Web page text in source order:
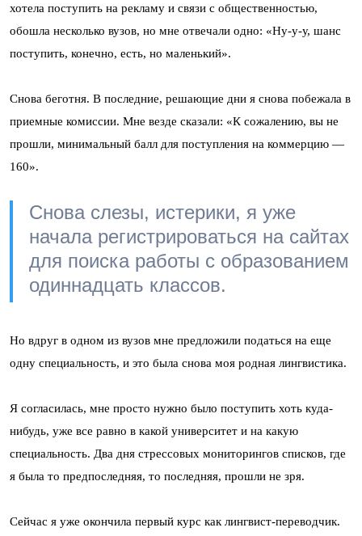
хотела поступить на рекламу и связи с общественностью,
обошла несколько вузов, но мне отвечали одно: «Ну-у-у, шанс
поступить, конечно, есть, но маленький».
Снова беготня. В последние, решающие дни я снова побежала в
приемные комиссии. Мне везде сказали: «К сожалению, вы не
прошли, минимальный балл для поступления на коммерцию —
160».
Снова слезы, истерики, я уже
начала регистрироваться на сайтах
для поиска работы с образованием
одиннадцать классов.
Но вдруг в одном из вузов мне предложили податься на еще
одну специальность, и это была снова моя родная лингвистика.
Я согласилась, мне просто нужно было поступить хоть куда-
нибудь, уже все равно в какой университет и на какую
специальность. Два дня стрессовых мониторингов списков, где
я была то предпоследняя, то последняя, прошли не зря.
Сейчас я уже окончила первый курс как лингвист-переводчик.